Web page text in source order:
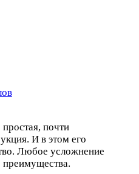
почти
И в этом его
Любое усложнение
преимущества.